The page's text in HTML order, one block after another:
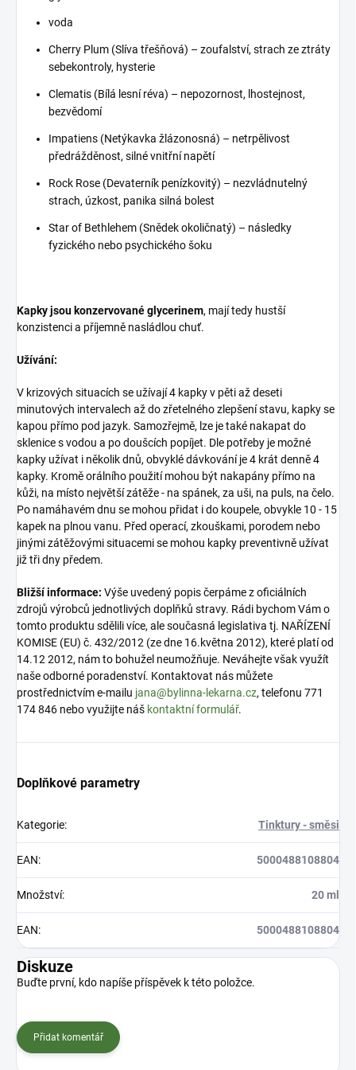
voda
Cherry Plum (Slíva třešňová) – zoufalství, strach ze ztráty
sebekontroly, hysterie
Clematis (Bílá lesní réva) – nepozornost, lhostejnost,
bezvědomí
Impatiens (Netýkavka žlázonosná) – netrpělivost
předrážděnost, silné vnitřní napětí
Rock Rose (Devaterník penízkovitý) – nezvládnutelný
strach, úzkost, panika silná bolest
Star of Bethlehem (Snědek okoličnatý) – následky
fyzického nebo psychického šoku
Kapky jsou konzervované glycerinem, mají tedy hustší
konzistenci a příjemně nasládlou chuť.
Užívání:
V krizových situacích se užívají 4 kapky v pěti až deseti
minutových intervalech až do zřetelného zlepšení stavu, kapky se
kapou přímo pod jazyk. Samozřejmě, lze je také nakapat do
sklenice s vodou a po doušcích popíjet. Dle potřeby je možné
kapky užívat i několik dnů, obvyklé dávkování je 4 krát denně 4
kapky. Kromě orálního použití mohou být nakapány přímo na
kůži, na místo největší zátěže - na spánek, za uši, na puls, na čelo.
Po namáhavém dnu se mohou přidat i do koupele, obvykle 10 - 15
kapek na plnou vanu. Před operací, zkouškami, porodem nebo
jinými zátěžovými situacemi se mohou kapky preventivně užívat
již tři dny předem.
Bližší informace: Výše uvedený popis čerpáme z oficiálních
zdrojů výrobců jednotlivých doplňků stravy. Rádi bychom Vám o
tomto produktu sdělili více, ale současná legislativa tj. NAŘÍZENÍ
KOMISE (EU) č. 432/2012 (ze dne 16.května 2012), které platí od
14.12 2012, nám to bohužel neumožňuje. Neváhejte však využít
naše odborné poradenství. Kontaktovat nás můžete
prostřednictvím e-mailu jana@bylinna-lekarna.cz, telefonu 771
174 846 nebo využijte náš kontaktní formulář.
Doplňkové parametry
Kategorie: Tinktury - směsi
EAN: 5000488108804
Množství: 20 ml
EAN: 5000488108804
Diskuze
Buďte první, kdo napíše příspěvek k této položce.
Přidat komentář